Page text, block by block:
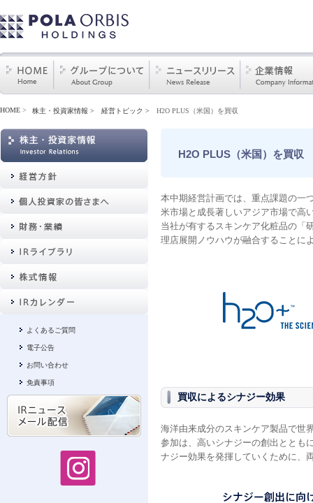
HOME > 株主・投資家情報 経営トピック H2O PLUS（米国）を買収
よくあるご質問
電子公告
お問い合わせ
免責事項
H2O PLUS（米国）を買収
本中期経営計画では、重点課題の一
米市場と成長著しいアジア市場で高
当社が有するスキンケア化粧品の「
理店展開ノウハウが融合することに
買収によるシナジー効果
海洋由来成分のスキンケア製品で世
参加は、高いシナジーの創出ととも
ナジー効果を発揮していくために、